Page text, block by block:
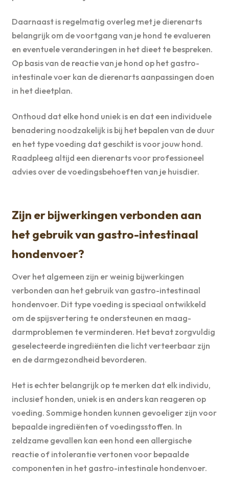
Daarnaast is regelmatig overleg met je dierenarts
belangrijk om de voortgang van je hond te evalueren
en eventuele veranderingen in het dieet te bespreken.
Op basis van de reactie van je hond op het gastro-
intestinale voer kan de dierenarts aanpassingen doen
in het dieetplan.
Onthoud dat elke hond uniek is en dat een individuele
benadering noodzakelijk is bij het bepalen van de duur
en het type voeding dat geschikt is voor jouw hond.
Raadpleeg altijd een dierenarts voor professioneel
advies over de voedingsbehoeften van je huisdier.
Zijn er bijwerkingen verbonden aan
het gebruik van gastro-intestinaal
hondenvoer?
Over het algemeen zijn er weinig bijwerkingen
verbonden aan het gebruik van gastro-intestinaal
hondenvoer. Dit type voeding is speciaal ontwikkeld
om de spijsvertering te ondersteunen en maag-
darmproblemen te verminderen. Het bevat zorgvuldig
geselecteerde ingrediënten die licht verteerbaar zijn
en de darmgezondheid bevorderen.
Het is echter belangrijk op te merken dat elk individu,
inclusief honden, uniek is en anders kan reageren op
voeding. Sommige honden kunnen gevoeliger zijn voor
bepaalde ingrediënten of voedingsstoffen. In
zeldzame gevallen kan een hond een allergische
reactie of intolerantie vertonen voor bepaalde
componenten in het gastro-intestinale hondenvoer.